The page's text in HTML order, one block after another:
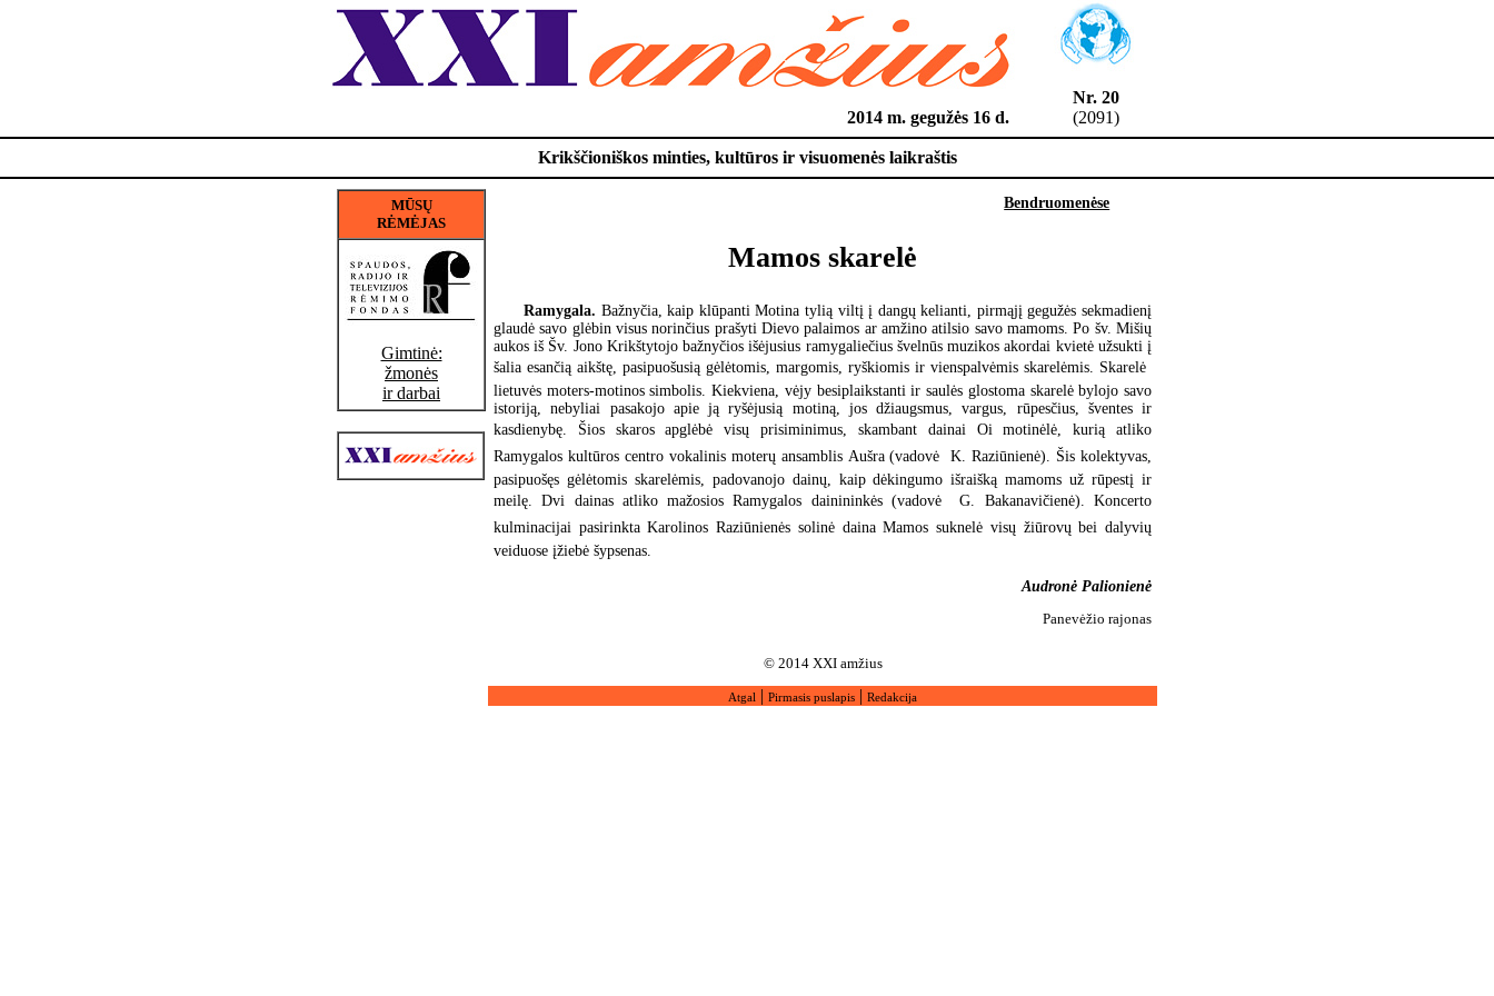
2014 m. gegužės 16 d.
Nr. 20
(2091)
Krikščioniškos minties, kultūros ir visuomenės laikraštis
MŪSŲ
RĖMĖJAS
Gimtinė:
žmonės
ir darbai
Bendruomenėse
Mamos skarelė
Ramygala. Bažnyčia, kaip klūpanti Motina tylią viltį į dangų kelianti, pirmąjį gegužės sekmadienį
glaudė savo glėbin visus norinčius prašyti Dievo palaimos ar amžino atilsio savo mamoms. Po šv. Mišių
aukos iš Šv. Jono Krikštytojo bažnyčios išėjusius ramygaliečius švelnūs muzikos akordai kvietė užsukti į
šalia esančią aikštę, pasipuošusią gėlėtomis, margomis, ryškiomis ir vienspalvėmis skarelėmis. Skarelė 
lietuvės moters-motinos simbolis. Kiekviena, vėjy besiplaikstanti ir saulės glostoma skarelė bylojo savo
istoriją, nebyliai pasakojo apie ją ryšėjusią motiną, jos džiaugsmus, vargus, rūpesčius, šventes ir
kasdienybę. Šios skaros apglėbė visų prisiminimus, skambant dainai Oi motinėlė, kurią atliko
Ramygalos kultūros centro vokalinis moterų ansamblis Aušra (vadovė  K. Raziūnienė). Šis kolektyvas,
pasipuošęs gėlėtomis skarelėmis, padovanojo dainų, kaip dėkingumo išraišką mamoms už rūpestį ir
meilę. Dvi dainas atliko mažosios Ramygalos dainininkės (vadovė  G. Bakanavičienė). Koncerto
kulminacijai pasirinkta Karolinos Raziūnienės solinė daina Mamos suknelė visų žiūrovų bei dalyvių
veiduose įžiebė šypsenas.
Audronė Palionienė
Panevėžio rajonas
© 2014 XXI amžius
Atgal | Pirmasis puslapis | Redakcija